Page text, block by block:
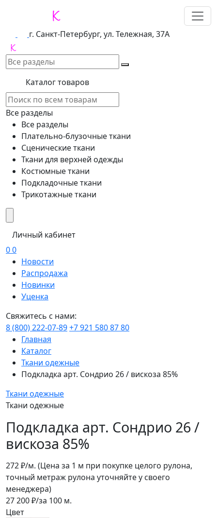
г. Санкт-Петербург, ул. Тележная, 37А
Каталог товаров
Все разделы
Все разделы
Плательно-блузочные ткани
Сценические ткани
Ткани для верхней одежды
Костюмные ткани
Подкладочные ткани
Трикотажные ткани
Личный кабинет
00
Новости
Распродажа
Новинки
Уценка
Свяжитесь с нами:
8 (800) 222-07-89+7 921 580 87 80
Главная
Каталог
Ткани одежные
Подкладка арт. Сондрио 26 / вискоза 85%
Ткани одежные
Ткани одежные
Подкладка арт. Сондрио 26 /
вискоза 85%
272₽/м. (Цена за 1 м при покупке целого рулона,
точный метраж рулона уточняйте у своего
менеджера)
27 200₽/за 100 м.
Цвет